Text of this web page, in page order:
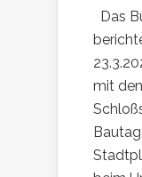
Das
mit